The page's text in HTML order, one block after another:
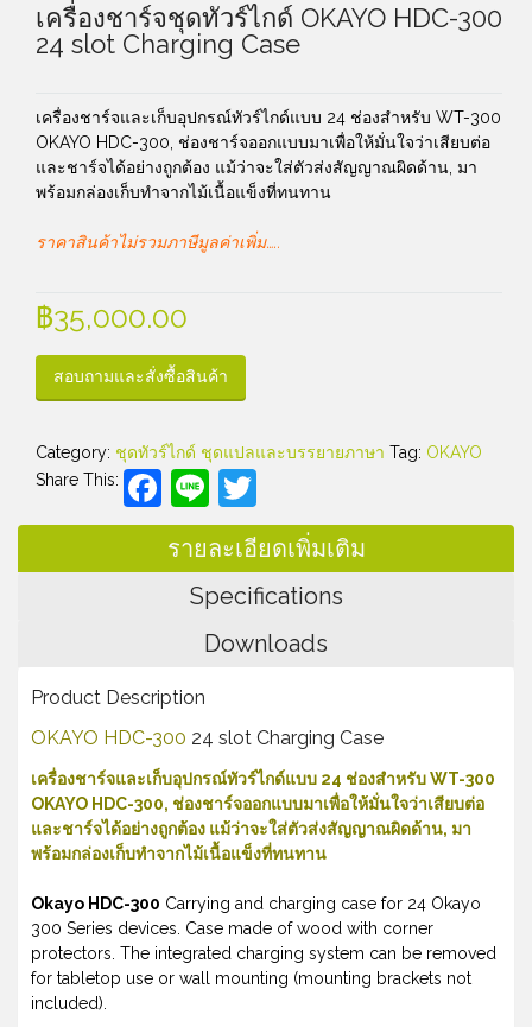
เครื่องชาร์จชุดทัวร์ไกด์ OKAYO HDC-300
24 slot Charging Case
เครื่องชาร์จและเก็บอุปกรณ์ทัวร์ไกด์แบบ 24 ช่องสำหรับ WT-300
OKAYO HDC-300, ช่องชาร์จออกแบบมาเพื่อให้มั่นใจว่าเสียบต่อ
และชาร์จได้อย่างถูกต้อง แม้ว่าจะใส่ตัวส่งสัญญาณผิดด้าน, มา
พร้อมกล่องเก็บทำจากไม้เนื้อแข็งที่ทนทาน
ราคาสินค้าไม่รวมภาษีมูลค่าเพิ่ม…..
฿35,000.00
สอบถามและสั่งซื้อสินค้า
Category: ชุดทัวร์ไกด์ ชุดแปลและบรรยายภาษา Tag: OKAYO
Share This:
Facebook
Line
รายละเอียดเพิ่มเติม
Specifications
Downloads
Product Description
OKAYO HDC-300 24 slot Charging Case
เครื่องชาร์จและเก็บอุปกรณ์ทัวร์ไกด์แบบ 24 ช่องสำหรับ WT-300
OKAYO HDC-300, ช่องชาร์จออกแบบมาเพื่อให้มั่นใจว่าเสียบต่อ
และชาร์จได้อย่างถูกต้อง แม้ว่าจะใส่ตัวส่งสัญญาณผิดด้าน, มา
พร้อมกล่องเก็บทำจากไม้เนื้อแข็งที่ทนทาน
Okayo HDC-300 Carrying and charging case for 24 Okayo
300 Series devices. Case made of wood with corner
protectors. The integrated charging system can be removed
for tabletop use or wall mounting (mounting brackets not
included).